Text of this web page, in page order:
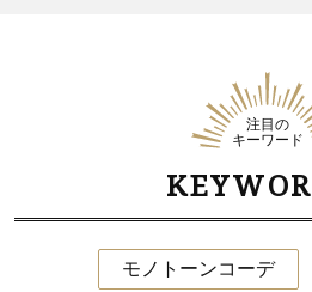
注目の
キーワード
モノトーンコーデ